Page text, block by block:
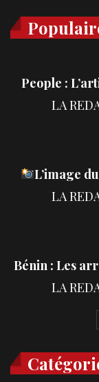
People :
L’image
Bénin : Les